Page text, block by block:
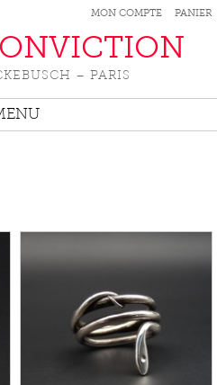
MON COMPTE PANIER
– PARIS